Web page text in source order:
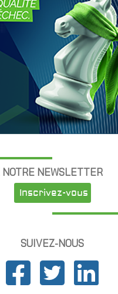
NOTRE NEWSLETTER
Inscrivez-vous
SUIVEZ-NOUS